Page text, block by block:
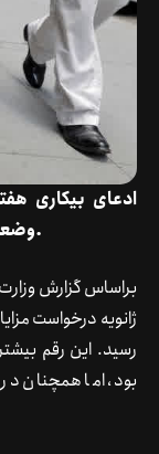
ادعای بیکاری
وضعیت بازار کار همچنان پایدار باقی مانده است.
بود، اما همچنان